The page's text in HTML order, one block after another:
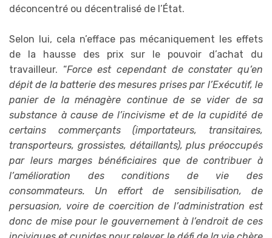
déconcentré ou décentralisé de l’État.
Selon lui, cela n’efface pas mécaniquement les effets
de la hausse des prix sur le pouvoir d’achat du
travailleur. “Force est cependant de constater qu’en
dépit de la batterie des mesures prises par l’Exécutif, le
panier de la ménagère continue de se vider de sa
substance à cause de l’incivisme et de la cupidité de
certains commerçants (importateurs, transitaires,
transporteurs, grossistes, détaillants), plus préoccupés
par leurs marges bénéficiaires que de contribuer à
l’amélioration des conditions de vie des
consommateurs. Un effort de sensibilisation, de
persuasion, voire de coercition de l’administration est
donc de mise pour le gouvernement à l’endroit de ces